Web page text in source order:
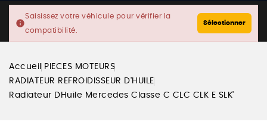
info
Saisissez votre véhicule pour vérifier la
compatibilité.
Sélectionner
Accueil
PIECES MOTEURS
RADIATEUR REFROIDISSEUR D'HUILE
Radiateur DHuile Mercedes Classe C CLC CLK E SLK'